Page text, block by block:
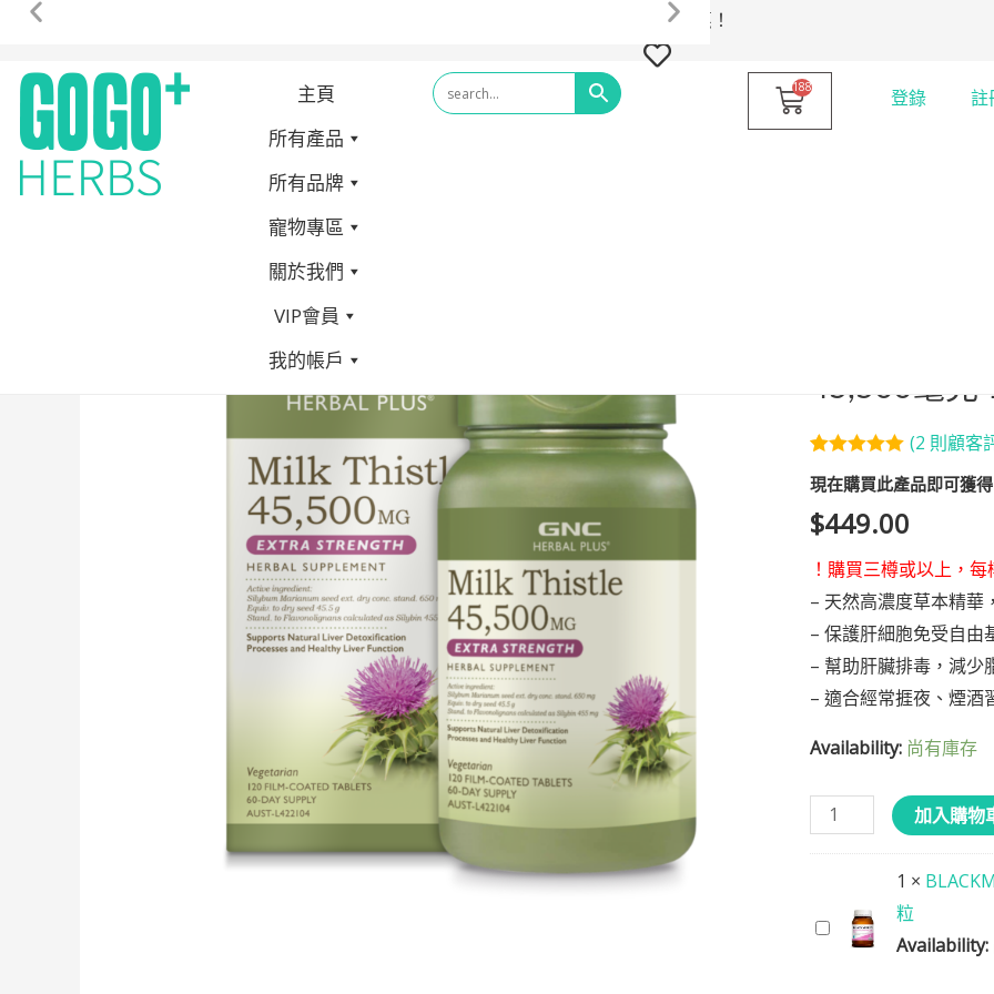
全店買滿$300順豐免運費，新客戶購買正價保健品滿$350，輸入NEW10即可享有9折優惠！
主頁
所有產品
所有品牌
寵物專區
關於我們
VIP會員
我的帳戶
登錄 註
45,500毫克
5，已有位
分
(2 則顧客
現在購買此產品即可獲得
$449.00
！購買三樽或以上，每
– 天然高濃度草本精華
– 保護肝細胞免受自由
– 幫助肝臟排毒，減少
– 適合經常捱夜、煙酒
Availability: 尚有庫存
薊
高
護
肝
精
華
45,500
毫
120
片
量
加入購物
BLACKMORES
1 ×
粒
Availability: